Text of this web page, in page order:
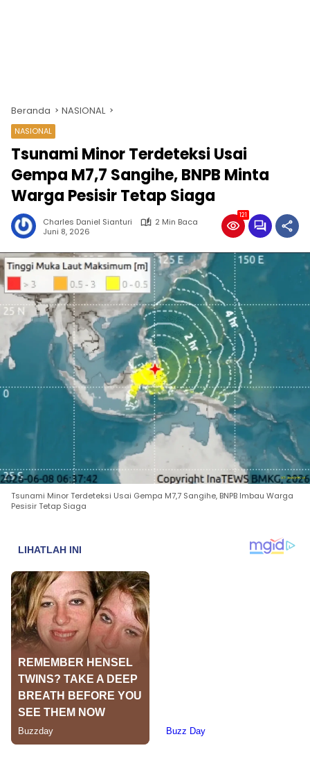
Beranda NASIONAL
NASIONAL
Tsunami Minor Terdeteksi Usai
Gempa M7,7 Sangihe, BNPB Minta
Warga Pesisir Tetap Siaga
Charles Daniel Sianturi
2 Min Baca
Juni 8, 2026
121
Tsunami Minor Terdeteksi Usai Gempa M7,7 Sangihe, BNPB Imbau Warga
Pesisir Tetap Siaga